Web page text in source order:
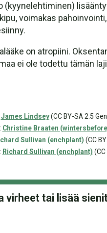
(kyynelehtiminen)
voimakas
on atropiini.
ei ole todettu tämän
James Lindsey(CC BY-SA 2.5
Christine Braaten
Sullivan (enchplant) (CC
Richard Sullivan (enchplant)